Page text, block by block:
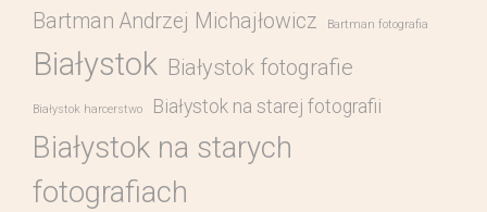
Bartman Andrzej Michajłowicz Bartman fotografia
Białystok Białystok fotografie
Białystok harcerstwo Białystok na starej fotografii
Białystok na starych
fotografiach